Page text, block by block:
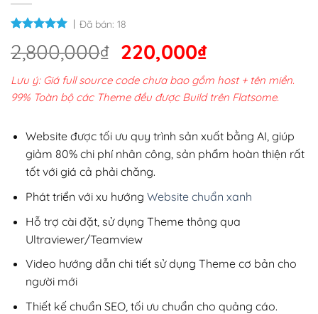
Đã bán: 18
2,800,000₫ Giá
gốc
là:
2,800,000₫.
220,000₫Giá
hiện
tại
220,000₫.
Lưu ý: Giá full source code chưa bao gồm host + tên miền.
99% Toàn bộ các Theme đều được Build trên Flatsome.
Website được tối ưu quy trình sản xuất bằng AI, giúp
giảm 80% chi phí nhân công, sản phẩm hoàn thiện rất
tốt với giá cả phải chăng.
Phát triển với xu hướng Website chuẩn xanh
Hỗ trợ cài đặt, sử dụng Theme thông qua
Ultraviewer/Teamview
Video hướng dẫn chi tiết sử dụng Theme cơ bản cho
người mới
Thiết kế chuẩn SEO, tối ưu chuẩn cho quảng cáo.